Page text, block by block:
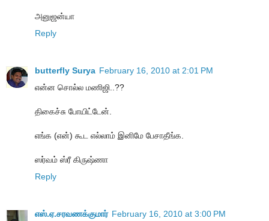
அனுஜன்யா
Reply
butterfly Surya February 16, 2010 at 2:01 PM
என்ன சொல்ல மணிஜி..??
திகைச்சு போயிட்டேன்.
எங்க (என்) கூட எல்லாம் இனிமே பேசாதீங்க.
ஸர்வம் ஸ்ரீ கிருஷ்ணா
Reply
எஸ்.ஏ.சரவணக்குமார் February 16, 2010 at 3:00 PM